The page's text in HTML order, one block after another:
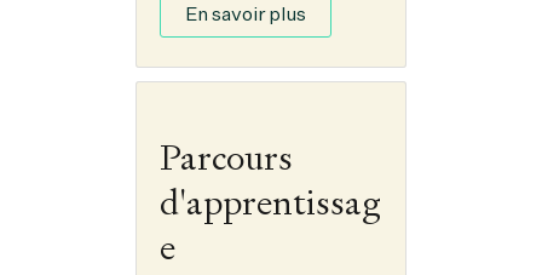
En savoir plus
Parcours
d'apprentissag
e